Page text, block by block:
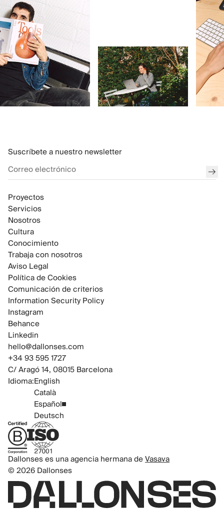
Suscríbete a nuestro newsletter
Proyectos
Servicios
Nosotros
Cultura
Conocimiento
Trabaja con nosotros
Aviso Legal
Política de Cookies
Comunicación de criterios
Information Security Policy
Instagram
Behance
Linkedin
hello@dallonses.com
+34 93 595 1727
C/ Aragó 14, 08015 Barcelona
Idioma:English
Català
Español
Deutsch
B Corp Certified
ISO 27001 Certified
© 2026 Dallonses
Dallonses es una agencia hermana deVasava